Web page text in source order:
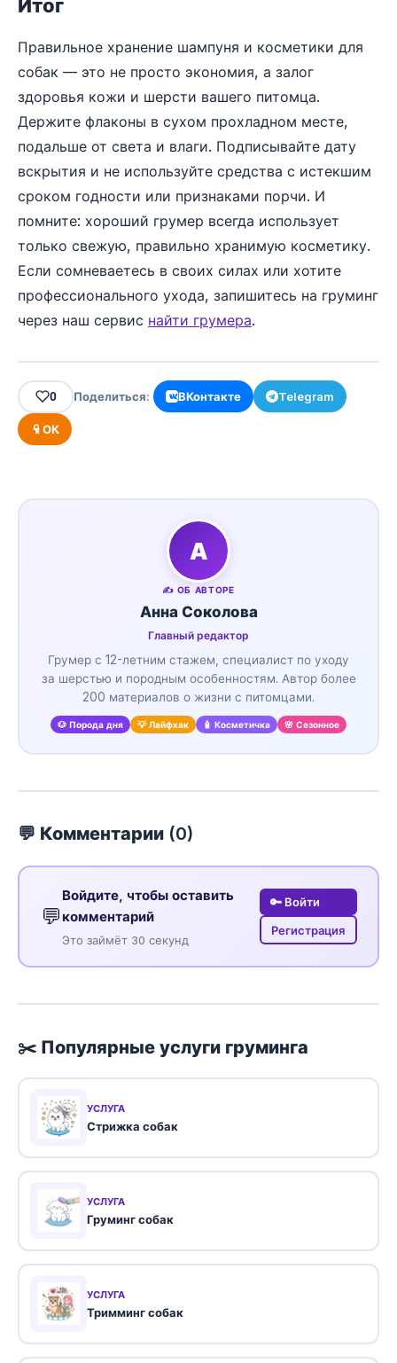
Итог
Правильное хранение шампуня и косметики для
собак — это не просто экономия, а залог
здоровья кожи и шерсти вашего питомца.
Держите флаконы в сухом прохладном месте,
подальше от света и влаги. Подписывайте дату
вскрытия и не используйте средства с истекшим
сроком годности или признаками порчи. И
помните: хороший грумер всегда использует
только свежую, правильно хранимую косметику.
Если сомневаетесь в своих силах или хотите
профессионального ухода, запишитесь на груминг
через наш сервис найти грумера.
0 Поделиться: ВКонтакте Telegram
ОК
А
✍️ ОБ АВТОРЕ
Анна Соколова
Главный редактор
Грумер с 12-летним стажем, специалист по уходу
за шерстью и породным особенностям. Автор более
200 материалов о жизни с питомцами.
🐶 Порода дня 💡 Лайфхак 🧴 Косметичка 🌸 Сезонное
💬 Комментарии (0)
💬
Войдите, чтобы оставить
комментарий
Это займёт 30 секунд
🔑 Войти
Регистрация
✂️ Популярные услуги груминга
УСЛУГА
Стрижка собак
УСЛУГА
Груминг собак
УСЛУГА
Тримминг собак